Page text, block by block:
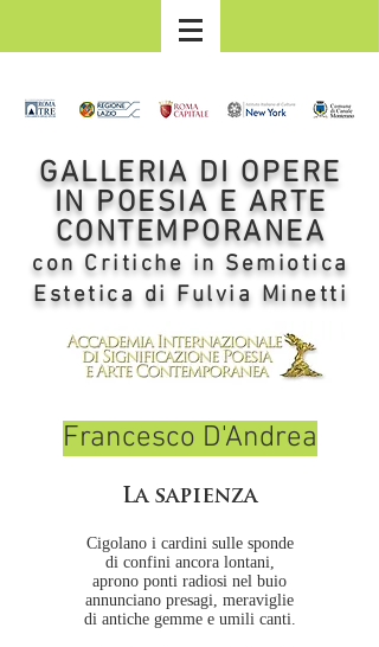
GALLERIA DI OPERE
IN POESIA E ARTE
CONTEMPORANEA
con Critiche in Semiotica
Estetica di Fulvia Minetti
Francesco D'Andrea
La sapienza
Cigolano i cardini sulle sponde
di confini ancora lontani,
aprono ponti radiosi nel buio
annunciano presagi, meraviglie
di antiche gemme e umili canti.